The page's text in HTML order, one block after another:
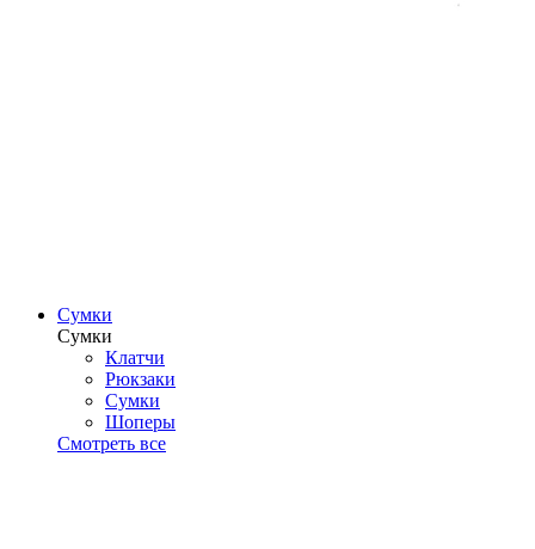
Сумки
Сумки
Клатчи
Рюкзаки
Сумки
Шоперы
Смотреть все